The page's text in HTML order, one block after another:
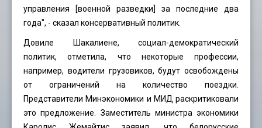
управления [военной разведки] за последние два
года", - сказал консервативный политик.
Довиле Шакалиене, социал-демократический
политик, отметила, что некоторые профессии,
например, водители грузовиков, будут освобождены
от ограничений на количество поездки.
Представители Минэкономики и МИД раскритиковали
это предложение. Заместитель министра экономики